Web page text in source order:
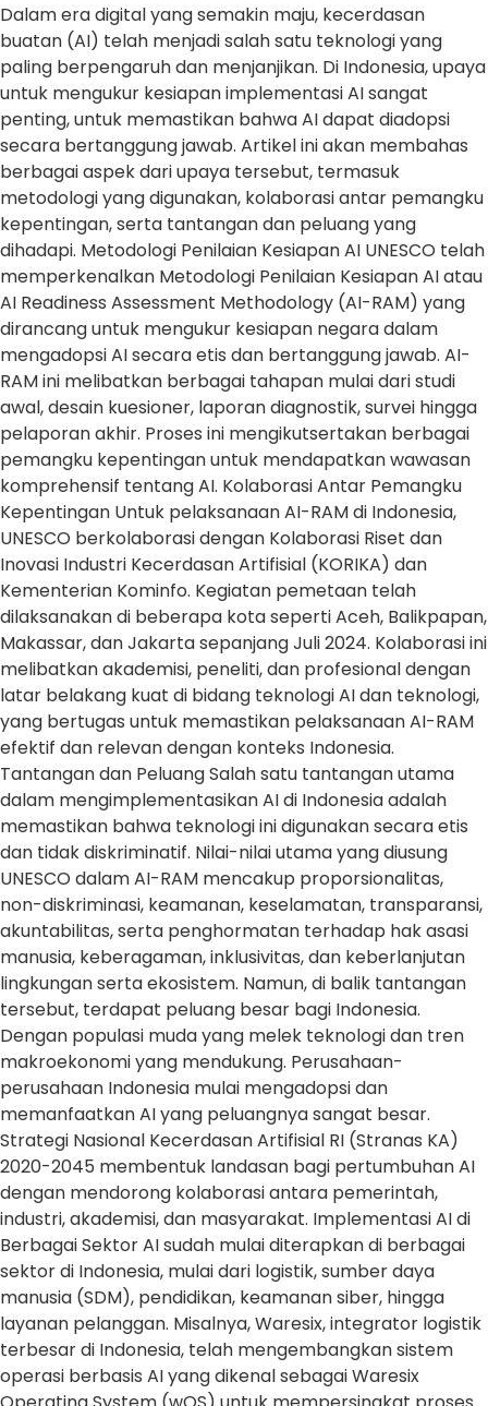
Dalam era digital yang semakin maju, kecerdasan
buatan (AI) telah menjadi salah satu teknologi yang
paling berpengaruh dan menjanjikan. Di Indonesia, upaya
untuk mengukur kesiapan implementasi AI sangat
penting, untuk memastikan bahwa AI dapat diadopsi
secara bertanggung jawab. Artikel ini akan membahas
berbagai aspek dari upaya tersebut, termasuk
metodologi yang digunakan, kolaborasi antar pemangku
kepentingan, serta tantangan dan peluang yang
dihadapi. Metodologi Penilaian Kesiapan AI UNESCO telah
memperkenalkan Metodologi Penilaian Kesiapan AI atau
AI Readiness Assessment Methodology (AI-RAM) yang
dirancang untuk mengukur kesiapan negara dalam
mengadopsi AI secara etis dan bertanggung jawab. AI-
RAM ini melibatkan berbagai tahapan mulai dari studi
awal, desain kuesioner, laporan diagnostik, survei hingga
pelaporan akhir. Proses ini mengikutsertakan berbagai
pemangku kepentingan untuk mendapatkan wawasan
komprehensif tentang AI. Kolaborasi Antar Pemangku
Kepentingan Untuk pelaksanaan AI-RAM di Indonesia,
UNESCO berkolaborasi dengan Kolaborasi Riset dan
Inovasi Industri Kecerdasan Artifisial (KORIKA) dan
Kementerian Kominfo. Kegiatan pemetaan telah
dilaksanakan di beberapa kota seperti Aceh, Balikpapan,
Makassar, dan Jakarta sepanjang Juli 2024. Kolaborasi ini
melibatkan akademisi, peneliti, dan profesional dengan
latar belakang kuat di bidang teknologi AI dan teknologi,
yang bertugas untuk memastikan pelaksanaan AI-RAM
efektif dan relevan dengan konteks Indonesia.
Tantangan dan Peluang Salah satu tantangan utama
dalam mengimplementasikan AI di Indonesia adalah
memastikan bahwa teknologi ini digunakan secara etis
dan tidak diskriminatif. Nilai-nilai utama yang diusung
UNESCO dalam AI-RAM mencakup proporsionalitas,
non-diskriminasi, keamanan, keselamatan, transparansi,
akuntabilitas, serta penghormatan terhadap hak asasi
manusia, keberagaman, inklusivitas, dan keberlanjutan
lingkungan serta ekosistem. Namun, di balik tantangan
tersebut, terdapat peluang besar bagi Indonesia.
Dengan populasi muda yang melek teknologi dan tren
makroekonomi yang mendukung. Perusahaan-
perusahaan Indonesia mulai mengadopsi dan
memanfaatkan AI yang peluangnya sangat besar.
Strategi Nasional Kecerdasan Artifisial RI (Stranas KA)
2020-2045 membentuk landasan bagi pertumbuhan AI
dengan mendorong kolaborasi antara pemerintah,
industri, akademisi, dan masyarakat. Implementasi AI di
Berbagai Sektor AI sudah mulai diterapkan di berbagai
sektor di Indonesia, mulai dari logistik, sumber daya
manusia (SDM), pendidikan, keamanan siber, hingga
layanan pelanggan. Misalnya, Waresix, integrator logistik
terbesar di Indonesia, telah mengembangkan sistem
operasi berbasis AI yang dikenal sebagai Waresix